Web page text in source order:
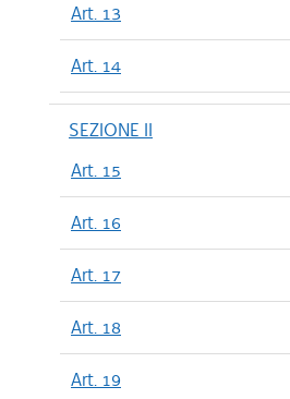
Art. 13
Art. 14
SEZIONE II
Art. 15
Art. 16
Art. 17
Art. 18
Art. 19